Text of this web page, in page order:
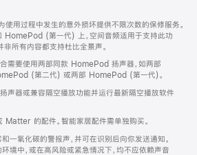
用过程中发生的意外损坏提供不限次数的保修服务。
(第一代) 上，空间音频适用于支持此功
所有内容都支持杜比全景声。
需要使用两部同款 HomePod 扬声器，如两部
(第二代) 或两部 HomePod (第一代)。
声器或兼容隔空播放功能并运行最新隔空播放软件
的配件。智能家居配件需单独购买。
一氧化碳的警报声，并可在识别后向你发送通知。
境中，或在高风险或紧急情况下，均不应依赖声音